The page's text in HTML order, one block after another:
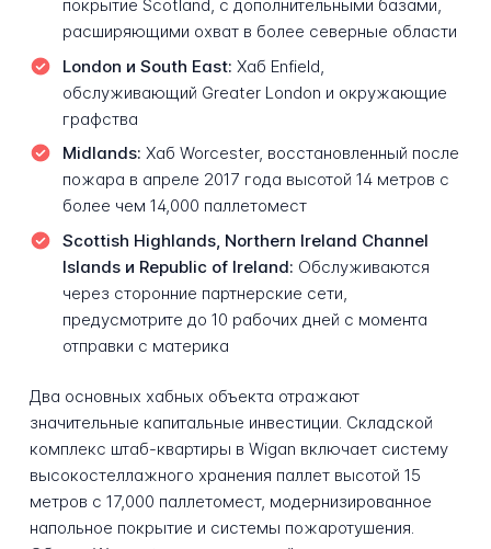
покрытие Scotland, с дополнительными базами,
расширяющими охват в более северные области
London и South East: Хаб Enfield,
обслуживающий Greater London и окружающие
графства
Midlands: Хаб Worcester, восстановленный после
пожара в апреле 2017 года высотой 14 метров с
более чем 14,000 паллетомест
Scottish Highlands, Northern Ireland Channel
Islands и Republic of Ireland: Обслуживаются
через сторонние партнерские сети,
предусмотрите до 10 рабочих дней с момента
отправки с материка
Два основных хабных объекта отражают
значительные капитальные инвестиции. Складской
комплекс штаб-квартиры в Wigan включает систему
высокостеллажного хранения паллет высотой 15
метров с 17,000 паллетомест, модернизированное
напольное покрытие и системы пожаротушения.